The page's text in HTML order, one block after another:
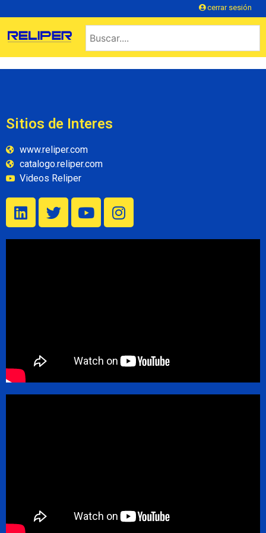
cerrar sesión
Sitios de Interes
www.reliper.com
catalogo.reliper.com
Videos Reliper